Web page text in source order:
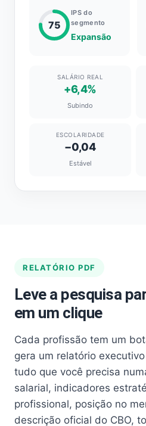
75
IPS do
segmento
Expansão
SALÁRIO REAL
+6,4%
Subindo
ESCOLARIDADE
−0,04
Estável
RELATÓRIO PDF
Leve a pesquisa
em um clique
Cada profissão tem um
gera um relatório
tudo que você precisa
salarial, indicadores
profissional, posição no
descrição oficial do CBO,